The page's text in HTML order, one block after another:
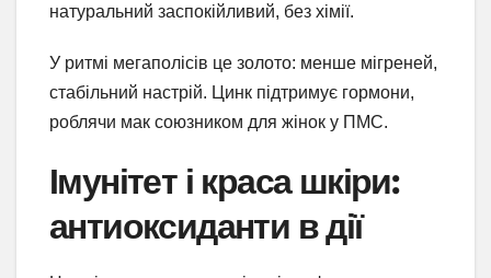
натуральний заспокійливий, без хімії.
У ритмі мегаполісів це золото: менше мігреней,
стабільний настрій. Цинк підтримує гормони,
роблячи мак союзником для жінок у ПМС.
Імунітет і краса шкіри:
антиоксиданти в дії